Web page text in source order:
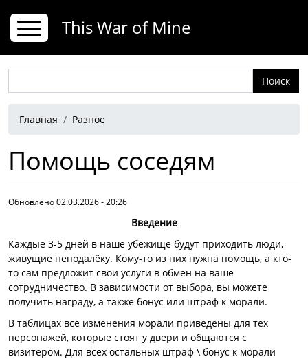
This War of Mine
Строка навигации
Главная Разное
Помощь соседям
Обновлено 02.03.2026 - 20:26
Введение
Каждые 3-5 дней в наше убежище будут приходить люди,
живущие неподалёку. Кому-то из них нужна помощь, а кто-
то сам предложит свои услуги в обмен на ваше
сотрудничество. В зависимости от выбора, вы можете
получить награду, а также бонус или штраф к морали.
В таблицах все изменения морали приведены для тех
персонажей, которые стоят у двери и общаются с
визитёром. Для всех остальных штраф \ бонус к морали